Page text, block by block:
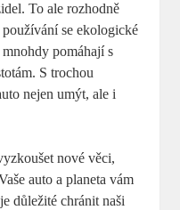
To ale rozhodně
se ekologické
pomáhají s
S trochou
nejen umýt, ale i
nové věci,
auto a planeta vám
důležité chránit naši